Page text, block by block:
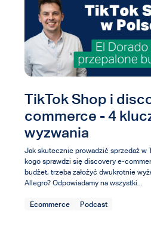
TikTok Shop i
commerce - 4
wyzwania
Jak skutecznie prowadzić sprzedaż w
kogo sprawdzi się discovery e-
budżet, trzeba założyć dwukrotnie
Allegro? Odpowiadamy na wszystki...
Ecommerce Podcast